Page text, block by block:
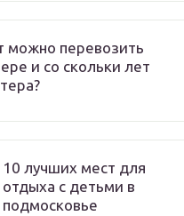
можно перевозить
и со скольки лет
10 лучших мест для
отдыха с детьми в
подмосковье